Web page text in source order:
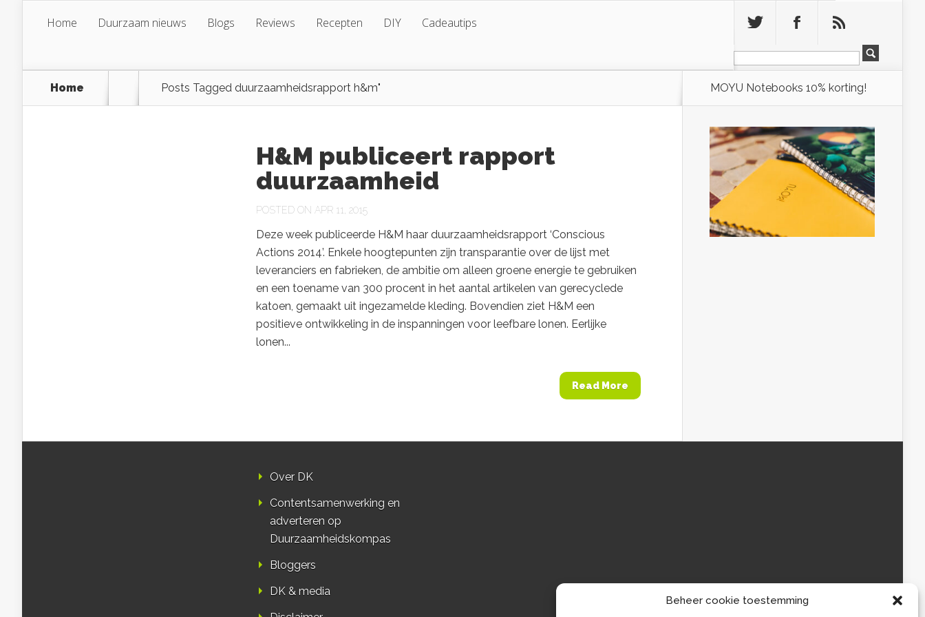
Beheer cookie toestemming
Home Duurzaam nieuws Blogs Reviews Recepten DIY Cadeautips
Home Posts Tagged duurzaamheidsrapport h&m"
H&M publiceert rapport
duurzaamheid
POSTED ON APR 11, 2015
Deze week publiceerde H&M haar duurzaamheidsrapport ‘Conscious
Actions 2014’. Enkele hoogtepunten zijn transparantie over de lijst met
leveranciers en fabrieken, de ambitie om alleen groene energie te gebruiken
en een toename van 300 procent in het aantal artikelen van gerecyclede
katoen, gemaakt uit ingezamelde kleding. Bovendien ziet H&M een
positieve ontwikkeling in de inspanningen voor leefbare lonen. Eerlijke
lonen...
Read More
MOYU Notebooks 10% korting!
Over DK
Contentsamenwerking en
adverteren op
Duurzaamheidskompas
Bloggers
DK & media